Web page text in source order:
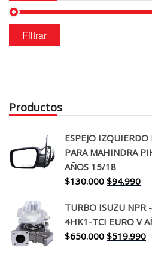
Precio
mínimo
Precio
máximo
Filtrar
Productos
ESPEJO
PARA MAHINDRA
AÑOS 15/18
$130.000 El
original
era:
$130.000.
$94.990El
es:
TURBO ISUZU NPR
4HK1-TCI EURO V
$650.000 El
$519.990El